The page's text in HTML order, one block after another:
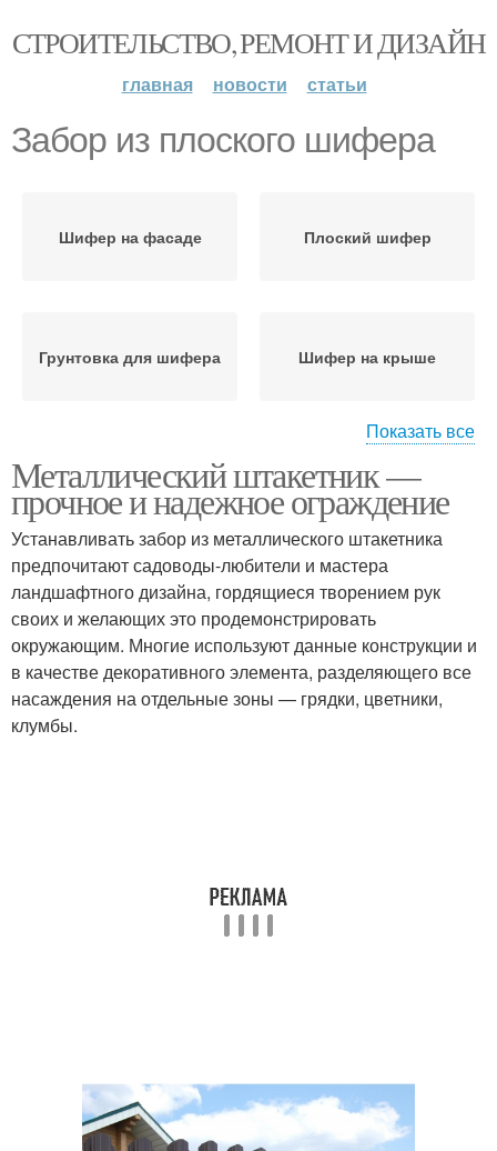
СТРОИТЕЛЬСТВО, РЕМОНТ И ДИЗАЙН
главная новости статьи
Забор из плоского шифера
Шифер на фасаде Плоский шифер
Грунтовка для шифера Шифер на крыше
Краска для шифера
Показать все
Металлический штакетник —
прочное и надежное ограждение
Устанавливать забор из металлического штакетника
предпочитают садоводы-любители и мастера
ландшафтного дизайна, гордящиеся творением рук
своих и желающих это продемонстрировать
окружающим. Многие используют данные конструкции и
в качестве декоративного элемента, разделяющего все
насаждения на отдельные зоны — грядки, цветники,
клумбы.